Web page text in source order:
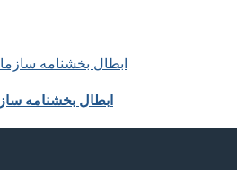
ابطال بخشنامه